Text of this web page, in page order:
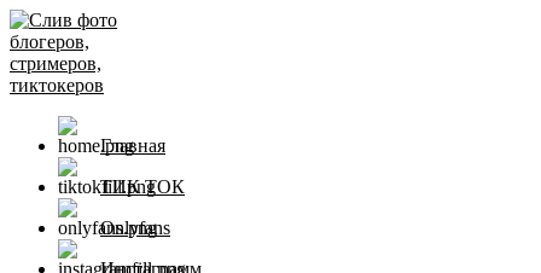
Перейти
к
содержимому
Главная
ТИК ТОК
Onlyfans
Инстаграмм